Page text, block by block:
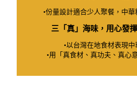
•份量設計適合少人聚餐，中華
三「真」海味，用心發
•以台灣在地食材表現中
•用「真食材、真功夫、真心